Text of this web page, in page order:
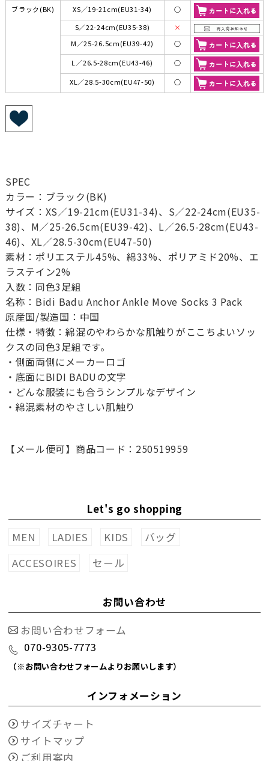
ブラック(BK) XS／19-21cm(EU31-34)
○
S／22-24cm(EU35-38)
×
M／25-26.5cm(EU39-42)
○
L／26.5-28cm(EU43-46)
○
XL／28.5-30cm(EU47-50)
○
SPEC
カラー：ブラック(BK)
サイズ：XS／19-21cm(EU31-34)、S／22-24cm(EU35-
38)、M／25-26.5cm(EU39-42)、L／26.5-28cm(EU43-
46)、XL／28.5-30cm(EU47-50)
素材：ポリエステル45%、綿33%、ポリアミド20%、エ
ラステイン2%
入数：同色3足組
名称：Bidi Badu Anchor Ankle Move Socks 3 Pack
原産国/製造国：中国
仕様・特徴：綿混のやわらかな肌触りがここちよいソッ
クスの同色3足組です。
・側面両側にメーカーロゴ
・底面にBIDI BADUの文字
・どんな服装にも合うシンプルなデザイン
・綿混素材のやさしい肌触り
【メール便可】商品コード：250519959
Let's go shopping
MEN
LADIES KIDS
バッグ
ACCESOIRES
セール
お問い合わせ
お問い合わせフォーム
070-9305-7773
（※お問い合わせフォームよりお願いします）
インフォメーション
サイズチャート
サイトマップ
ご利用案内